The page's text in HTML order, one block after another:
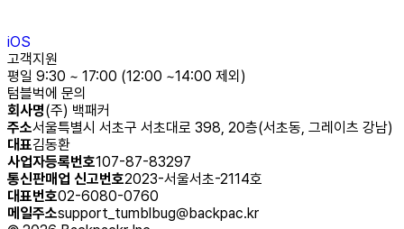
iOS
고객지원
평일 9:30 ~ 17:00 (12:00 ~14:00 제외)
텀블벅에 문의
회사명(주) 백패커
주소서울특별시 서초구 서초대로 398, 20층(서초동, 그레이츠 강남)
대표김동환
사업자등록번호107-87-83297
통신판매업 신고번호2023-서울서초-2114호
대표번호02-6080-0760
메일주소support_tumblbug@backpac.kr